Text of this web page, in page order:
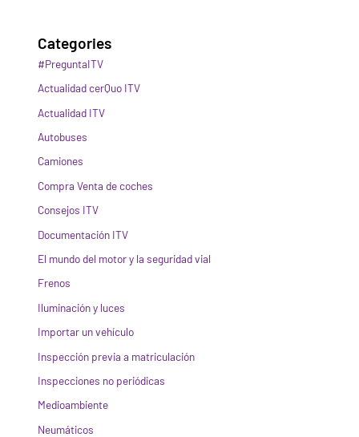
Categories
#PreguntaITV
Actualidad cerQuo ITV
Actualidad ITV
Autobuses
Camiones
Compra Venta de coches
Consejos ITV
Documentación ITV
El mundo del motor y la seguridad vial
Frenos
Iluminación y luces
Importar un vehículo
Inspección previa a matriculación
Inspecciones no periódicas
Medioambiente
Neumáticos